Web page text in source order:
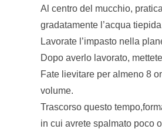
Al centro del mucchio,
gradatamente l’acqua
Lavorate l’impasto nella
Dopo averlo lavorato,
Fate lievitare per almeno 8
volume.
Trascorso questo
in cui avrete spalmato poco